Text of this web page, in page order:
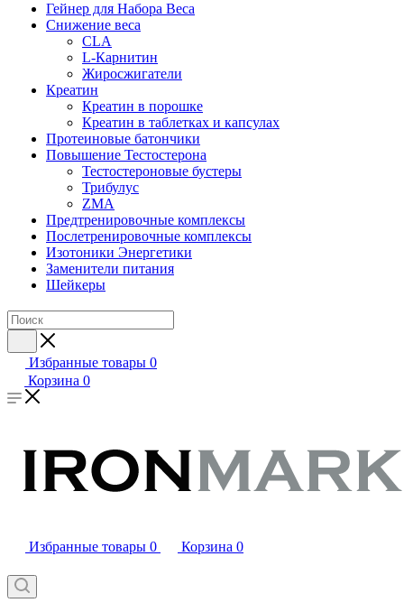
Гейнер для Набора Веса
Снижение веса
CLA
L-Карнитин
Жиросжигатели
Креатин
Креатин в порошке
Креатин в таблетках и капсулах
Протеиновые батончики
Повышение Тестостерона
Тестостероновые бустеры
Трибулус
ZMA
Предтренировочные комплексы
Послетренировочные комплексы
Изотоники Энергетики
Заменители питания
Шейкеры
Избранные товары 0
Корзина 0
Избранные товары 0 Корзина 0